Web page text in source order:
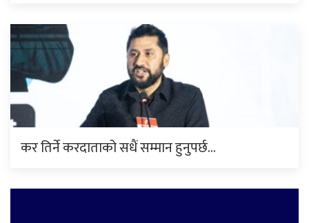
कर तिर्ने करदाताको सधैं सम्मान हुनुपर्छ…